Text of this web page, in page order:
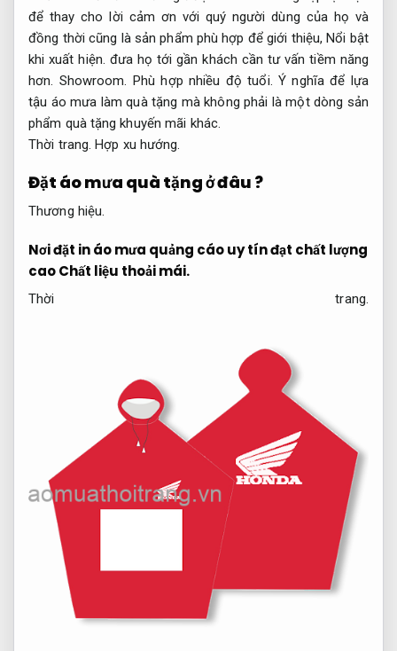
để thay cho lời cảm ơn với quý người dùng của họ và
đồng thời cũng là sản phẩm phù hợp để giới thiệu,Nổi bật
khi xuất hiện. đưa họ tới gần khách cần tư vấn tiềm năng
hơn. Showroom. Phù hợp nhiều độ tuổi. Ý nghĩa để lựa
tậu áo mưa làm quà tặng mà không phải là một dòng sản
phẩm quà tặng khuyến mãi khác.
Thời trang. Hợp xu hướng.
Đặt áo mưa quà tặng ở đâu ?
Thương hiệu.
Nơi đặt in áo mưa quảng cáo uy tín đạt chất lượng
caoChất liệu thoải mái.
Thời trang.